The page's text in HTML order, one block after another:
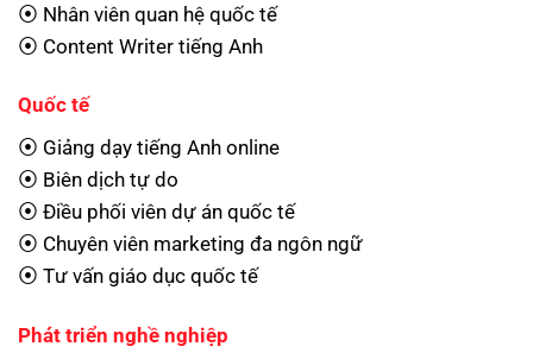
⦿ Nhân viên quan hệ quốc tế
⦿ Content Writer tiếng Anh
Quốc tế
⦿ Giảng dạy tiếng Anh online
⦿ Biên dịch tự do
⦿ Điều phối viên dự án quốc tế
⦿ Chuyên viên marketing đa ngôn ngữ
⦿ Tư vấn giáo dục quốc tế
Phát triển nghề nghiệp